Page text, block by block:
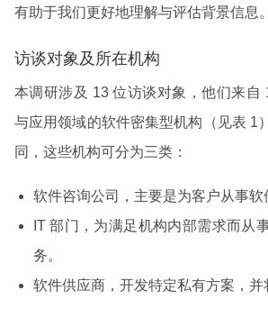
有助于我们更好地理解与评估背景信息
访谈对象及所在机构
本调研涉及 13 位访谈对象，他们来自
与应用领域的软件密集型机构（见表 1
同，这些机构可分为三类：
软件咨询公司，主要是为客户从事软
IT 部门，为满足机构内部需求而从
务。
软件供应商，开发特定私有方案，并